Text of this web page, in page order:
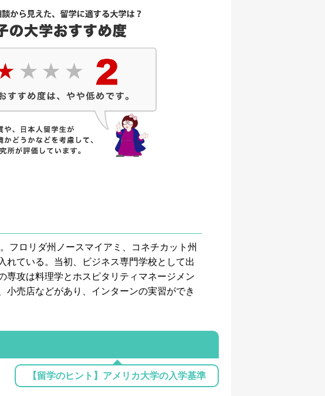
フロリダ州ノースマイアミ、コネチカット州
れている。当初、ビジネス専門学校として出
専攻は料理学とホスピタリティマネージメン
小売店などがあり、インターンの実習ができ
【留学のヒント】アメリカ大学の入学基準